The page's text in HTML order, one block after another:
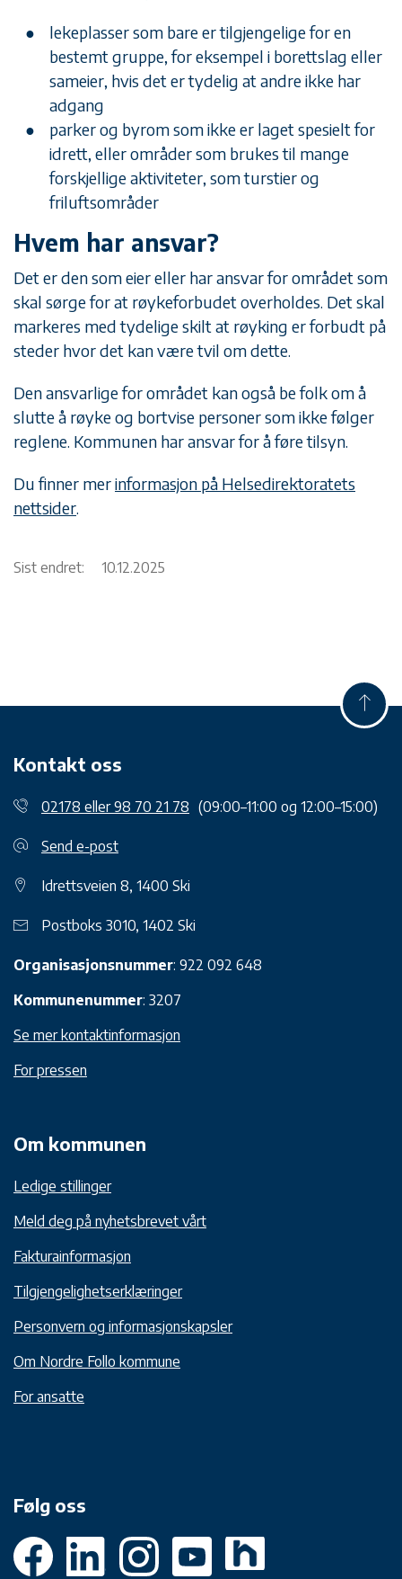
lekeplasser som bare er tilgjengelige for en
bestemt gruppe, for eksempel i borettslag eller
sameier, hvis det er tydelig at andre ikke har
adgang
parker og byrom som ikke er laget spesielt for
idrett, eller områder som brukes til mange
forskjellige aktiviteter, som turstier og
friluftsområder
Hvem har ansvar?
Det er den som eier eller har ansvar for området som
skal sørge for at røykeforbudet overholdes. Det skal
markeres med tydelige skilt at røyking er forbudt på
steder hvor det kan være tvil om dette.
Den ansvarlige for området kan også be folk om å
slutte å røyke og bortvise personer som ikke følger
reglene. Kommunen har ansvar for å føre tilsyn.
Du finner merinformasjon på Helsedirektoratets
nettsider.
Sist endret: 10.12.2025
Kontakt oss
02178 eller 98 70 21 78 (09:00–11:00 og 12:00–15:00)
Send e-post
Idrettsveien 8, 1400 Ski
Postboks 3010, 1402 Ski
Organisasjonsnummer: 922 092 648
Kommunenummer: 3207
Se mer kontaktinformasjon
For pressen
Om kommunen
Ledige stillinger
Meld deg på nyhetsbrevet vårt
Fakturainformasjon
Tilgjengelighetserklæringer
Personvern og informasjonskapsler
Om Nordre Follo kommune
For ansatte
Følg oss